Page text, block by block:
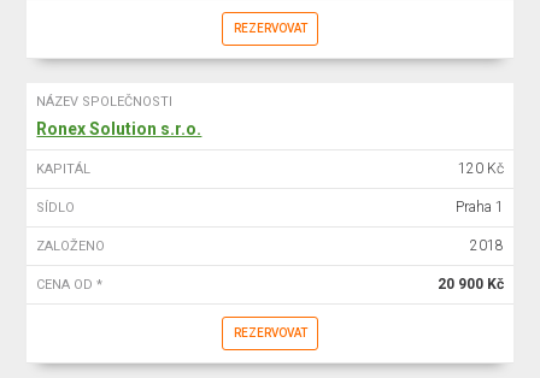
REZERVOVAT
NÁZEV SPOLEČNOSTI
Ronex Solution s.r.o.
KAPITÁL 120 Kč
SÍDLO Praha 1
ZALOŽENO 2018
CENA OD * 20 900 Kč
REZERVOVAT